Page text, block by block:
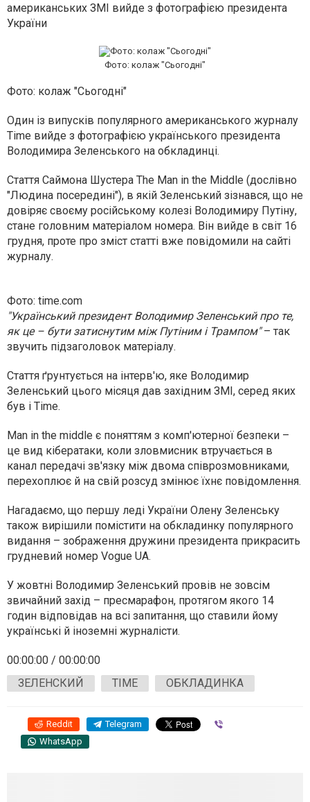
американських ЗМІ вийде з фотографією президента
України
Фото: колаж "Сьогодні"
Фото: колаж "Сьогодні"
Один із випусків популярного американського журналу
Time вийде з фотографією українського президента
Володимира Зеленського на обкладинці.
Стаття Саймона Шустера The Man in the Middle (дослівно
"Людина посередині"), в якій Зеленський зізнався, що не
довіряє своєму російському колезі Володимиру Путіну,
стане головним матеріалом номера. Він вийде в світ 16
грудня, проте про зміст статті вже повідомили на сайті
журналу.
Фото: time.com
"Український президент Володимир Зеленський про те,
як це – бути затиснутим між Путіним і Трампом"– так
звучить підзаголовок матеріалу.
Стаття ґрунтується на інтерв'ю, яке Володимир
Зеленський цього місяця дав західним ЗМІ, серед яких
був і Time.
Man in the middle є поняттям з комп'ютерної безпеки –
це вид кібератаки, коли зловмисник втручається в
канал передачі зв'язку між двома співрозмовниками,
перехоплює й на свій розсуд змінює їхнє повідомлення.
Нагадаємо, що першу леді України Олену Зеленську
також вирішили помістити на обкладинку популярного
видання – зображення дружини президента прикрасить
грудневий номер Vogue UA.
У жовтні Володимир Зеленський провів не зовсім
звичайний захід – пресмарафон, протягом якого 14
годин відповідав на всі запитання, що ставили йому
українські й іноземні журналісти.
00:00:00 / 00:00:00
ЗЕЛЕНСКИЙ
TIME ОБКЛАДИНКА
Reddit Telegram
WhatsApp